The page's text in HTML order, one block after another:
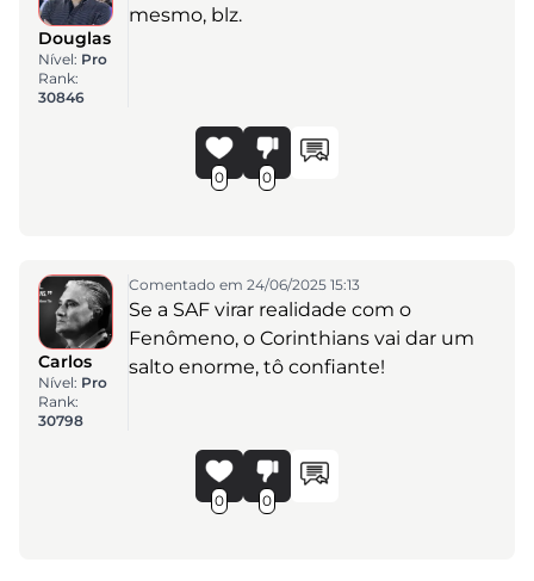
Douglas
Nível: Pro
Rank:
30846
mesmo, blz.
0 0
Carlos
Nível: Pro
Rank:
30798
Comentado em 24/06/2025 15:13
Se a SAF virar realidade com o
Fenômeno, o Corinthians vai dar um
salto enorme, tô confiante!
0 0